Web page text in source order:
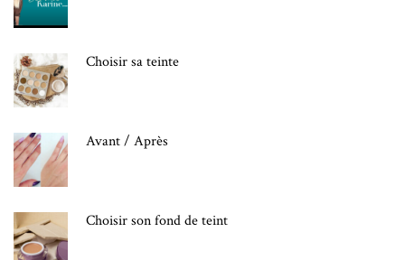
Choisir sa teinte
Avant / Après
Choisir son fond de teint